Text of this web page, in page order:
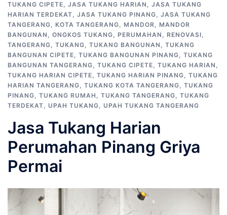
TUKANG CIPETE, JASA TUKANG HARIAN , JASA TUKANG
HARIAN TERDEKAT, JASA TUKANG PINANG, JASA TUKANG
TANGERANG, KOTA TANGERANG, MANDOR, MANDOR
BANGUNAN , ONGKOS TUKANG, PERUMAHAN , RENOVASI,
TANGERANG, TUKANG, TUKANG BANGUNAN , TUKANG
BANGUNAN CIPETE, TUKANG BANGUNAN PINANG, TUKANG
BANGUNAN TANGERANG, TUKANG CIPETE, TUKANG HARIAN ,
TUKANG HARIAN CIPETE, TUKANG HARIAN PINANG, TUKANG
HARIAN TANGERANG, TUKANG KOTA TANGERANG, TUKANG
PINANG, TUKANG RUMAH , TUKANG TANGERANG, TUKANG
TERDEKAT, UPAH TUKANG, UPAH TUKANG TANGERANG
Jasa Tukang Harian
Perumahan Pinang Griya
Permai